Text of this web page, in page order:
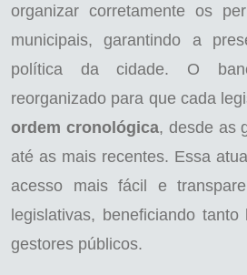
organizar corretamente os
municipais, garantindo a
política da cidade. O
reorganizado para que cada
ordem cronológica, desde as
até as mais recentes. Essa
acesso mais fácil e
legislativas, beneficiando tanto
gestores públicos.